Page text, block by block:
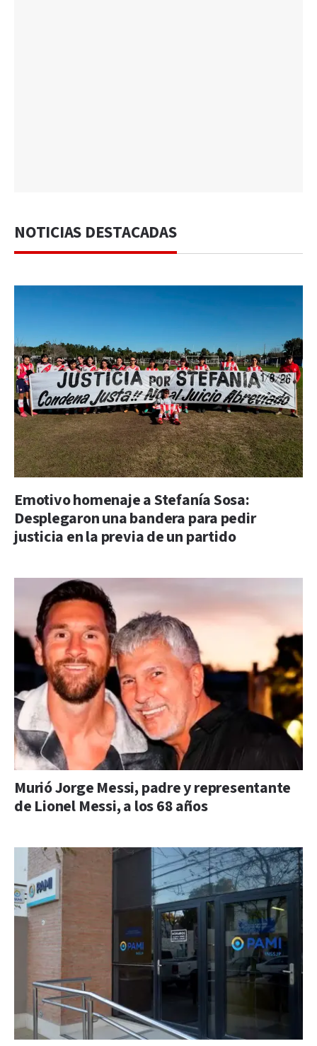
NOTICIAS DESTACADAS
Emotivo homenaje a Stefanía Sosa:
Desplegaron una bandera para pedir
justicia en la previa de un partido
Murió Jorge Messi, padre y representante
de Lionel Messi, a los 68 años